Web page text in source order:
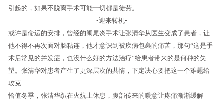
引起的，如果不脱离手术可能一切都是徒劳。
▪迎来转机▪
或许是命运的安排，曾经的阑尾炎手术让张清华从医生变成了患者，让
他不得不再次面对肠粘连，他才意识到被疾病包裹的痛苦，那句“这是手
术后常见的并发症，也没什么好的方法治疗”给患者带来的是何种的失
望。张清华对患者产生了更深层次的共情，下定决心要把这一个难题给
攻克
恰值冬季，张清华趴在火炕上休息，腹部传来的暖意让疼痛渐渐缓解